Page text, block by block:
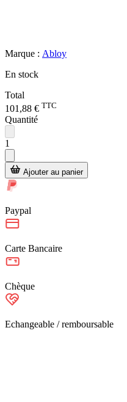
Marque : Abloy
En stock
Total
101,88 € TTC
Quantité
1
Ajouter au panier
Paypal
Carte Bancaire
Chèque
Echangeable / remboursable